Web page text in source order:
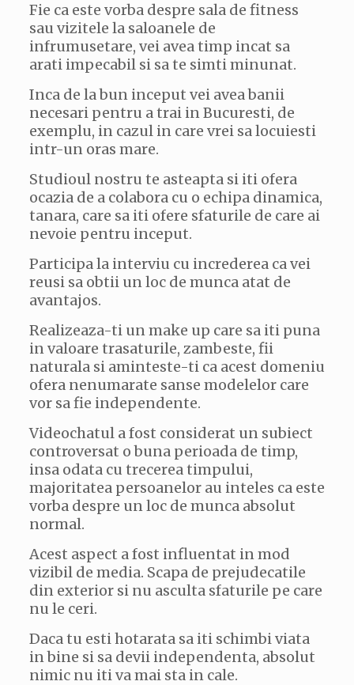
Fie ca este vorba despre sala de fitness
sau vizitele la saloanele de
infrumusetare, vei avea timp incat sa
arati impecabil si sa te simti minunat.
Inca de la bun inceput vei avea banii
necesari pentru a trai in Bucuresti, de
exemplu, in cazul in care vrei sa locuiesti
intr-un oras mare.
Studioul nostru te asteapta si iti ofera
ocazia de a colabora cu o echipa dinamica,
tanara, care sa iti ofere sfaturile de care ai
nevoie pentru inceput.
Participa la interviu cu increderea ca vei
reusi sa obtii un loc de munca atat de
avantajos.
Realizeaza-ti un make up care sa iti puna
in valoare trasaturile, zambeste, fii
naturala si aminteste-ti ca acest domeniu
ofera nenumarate sanse modelelor care
vor sa fie independente.
Videochatul a fost considerat un subiect
controversat o buna perioada de timp,
insa odata cu trecerea timpului,
majoritatea persoanelor au inteles ca este
vorba despre un loc de munca absolut
normal.
Acest aspect a fost influentat in mod
vizibil de media. Scapa de prejudecatile
din exterior si nu asculta sfaturile pe care
nu le ceri.
Daca tu esti hotarata sa iti schimbi viata
in bine si sa devii independenta, absolut
nimic nu iti va mai sta in cale.